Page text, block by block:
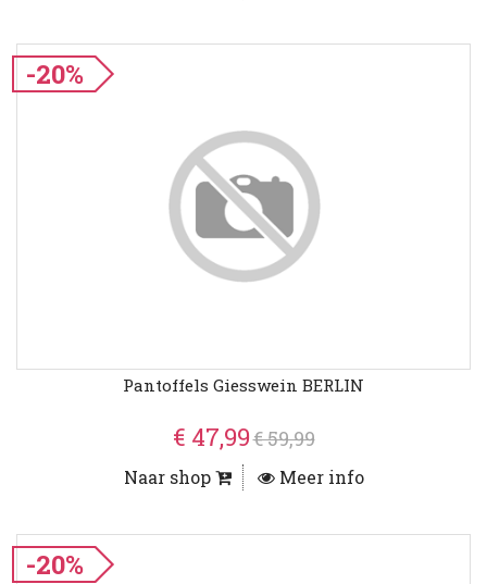
-20%
Pantoffels Giesswein BERLIN
€ 47,99€ 59,99
Naar shop Meer info
-20%